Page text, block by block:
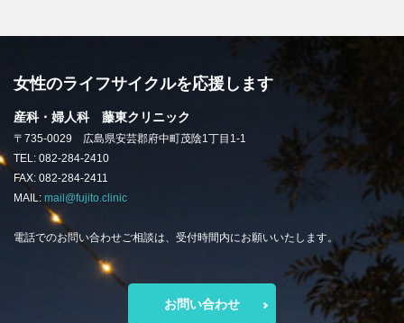
女性のライフサイクルを応援します
産科・婦人科 藤東クリニック
〒735-0029 広島県安芸郡府中町茂陰1丁目1-1
TEL: 082-284-2410
FAX: 082-284-2411
MAIL: mail@fujito.clinic
電話でのお問い合わせご相談は、受付時間内にお願いいたします。
お問い合わせ